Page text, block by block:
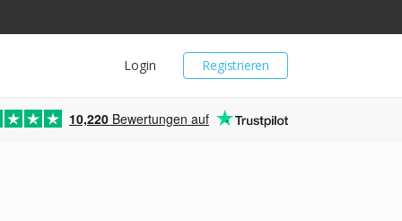
Registrieren
Login
10,220 Bewertungen auf